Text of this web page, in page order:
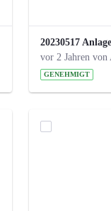
vor 2 Jahren
GENEHMIGT